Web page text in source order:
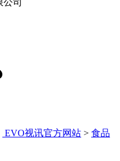
EVO视讯官方网站 > 食品